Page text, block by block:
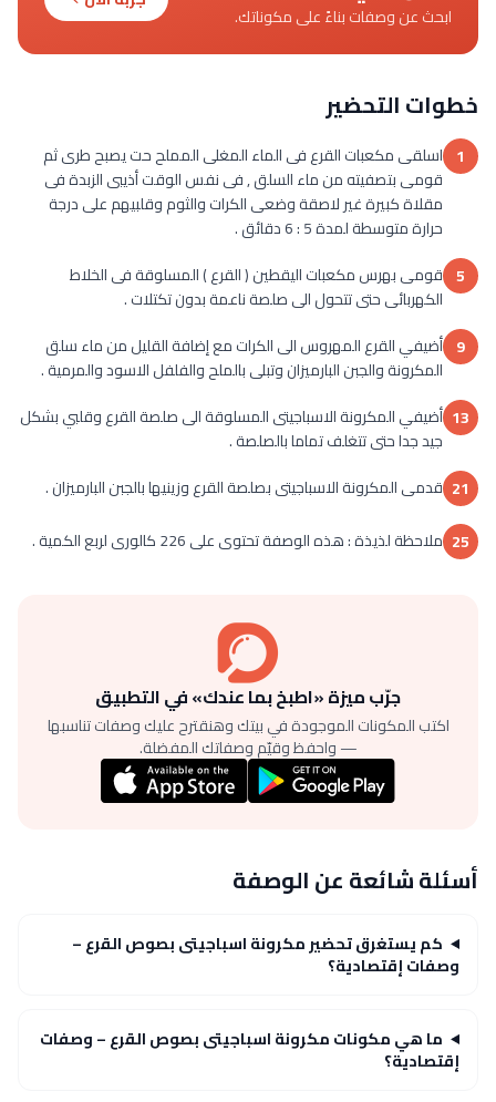
ابحث عن وصفات بناءً على مكوناتك.
خطوات التحضير
1 اسلقى مكعبات القرع فى الماء المغلى المملح حت يصبح طرى ثم
قومى بتصفيته من ماء السلق , فى نفس الوقت أذيبى الزبدة فى
مقلاة كبيرة غير لاصقة وضعى الكرات والثوم وقلبيهم على درجة
حرارة متوسطة لمدة 5 : 6 دقائق .
5 قومى بهرس مكعبات اليقطين ( القرع ) المسلوقة فى الخلاط
الكهربائى حتى تتحول الى صلصة ناعمة بدون تكتلات .
9 أضيفي القرع المهروس الى الكرات مع إضافة القليل من ماء سلق
المكرونة والجبن البارميزان وتبلى بالملح والفلفل الاسود والمرمية .
13 أضيفي المكرونة الاسباجيتى المسلوقة الى صلصة القرع وقلبي بشكل
جيد جدا حتى تتغلف تماما بالصلصة .
21 قدمى المكرونة الاسباجيتى بصلصة القرع وزينيها بالجبن البارميزان .
25 ملاحظة لذيذة : هذه الوصفة تحتوى على 226 كالورى لربع الكمية .
جرّب ميزة «اطبخ بما عندك» في التطبيق
اكتب المكونات الموجودة في بيتك وهنقترح عليك وصفات تناسبها
— واحفظ وقيّم وصفاتك المفضلة.
أسئلة شائعة عن الوصفة
كم يستغرق تحضير مكرونة اسباجيتى بصوص القرع –
وصفات إقتصادية؟
ما هي مكونات مكرونة اسباجيتى بصوص القرع – وصفات
إقتصادية؟